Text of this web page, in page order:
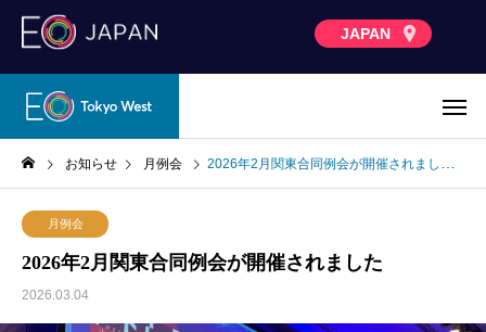
JAPAN
お知らせ 月例会 2026年2月関東合同例会が開催されました
月例会
2026年2月関東合同例会が開催されました
2026.03.04